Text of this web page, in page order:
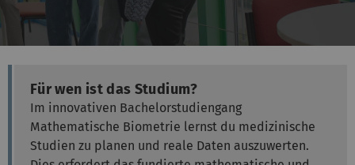
Für wen ist das Studium?
Im innovativen Bachelorstudiengang
Mathematische Biometrie lernst du medizinische
Studien zu planen und reale Daten auszuwerten.